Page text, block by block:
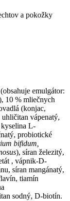
a pokožky
emulgátor:
10 % mliečnych
(konjac,
vápenatý,
L-
probiotické
bifidum,
), síran železitý,
, vápnik-D-
síran mangánatý,
tiamín
sodný, D-biotín.